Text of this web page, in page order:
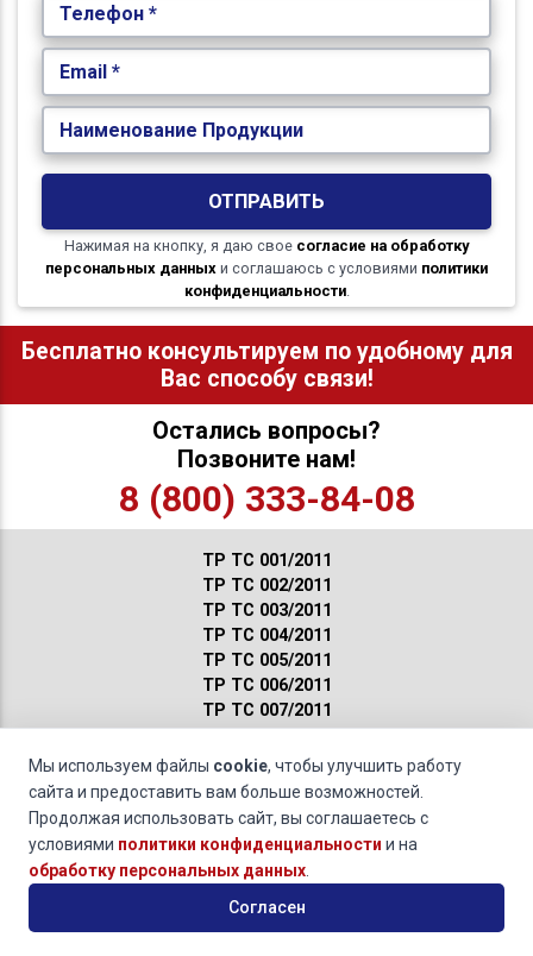
Телефон *
Email *
Наименование Продукции
ОТПРАВИТЬ
Нажимая на кнопку, я даю свое согласие на обработку
персональных данных и соглашаюсь с условиями политики
конфиденциальности.
Бесплатно консультируем по удобному для
Вас способу связи!
Остались вопросы?
Позвоните нам!
8 (800) 333-84-08
ТР ТС 001/2011
ТР ТС 002/2011
ТР ТС 003/2011
ТР ТС 004/2011
ТР ТС 005/2011
ТР ТС 006/2011
ТР ТС 007/2011
ТР ТС 008/2011
ТР ТС 009/2011
ТР ТС 010/2011
ТР ТС 011/2011
ТР ТС 012/2011
ТР ТС 013/2011
ТР ТС 014/2011
ТР ТС 015/2011
ТР ТС 016/2011
Мы используем файлы cookie, чтобы улучшить работу
сайта и предоставить вам больше возможностей.
Продолжая использовать сайт, вы соглашаетесь с
условиями политики конфиденциальности и на
обработку персональных данных
Согласен